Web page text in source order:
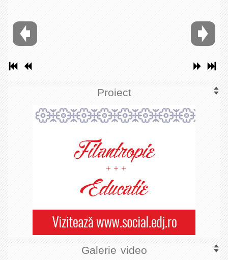
Proiect
Galerie video